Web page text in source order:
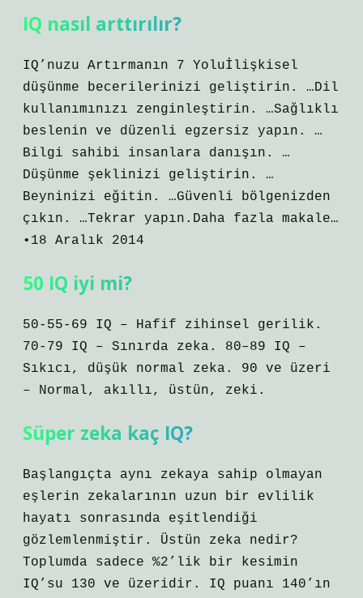
IQ nasıl arttırılır?
IQ’nuzu Artırmanın 7 Yoluİlişkisel
düşünme becerilerinizi geliştirin. …Dil
kullanımınızı zenginleştirin. …Sağlıklı
beslenin ve düzenli egzersiz yapın. …
Bilgi sahibi insanlara danışın. …
Düşünme şeklinizi geliştirin. …
Beyninizi eğitin. …Güvenli bölgenizden
çıkın. …Tekrar yapın.Daha fazla makale…
•18 Aralık 2014
50 IQ iyi mi?
50-55-69 IQ – Hafif zihinsel gerilik.
70-79 IQ – Sınırda zeka. 80–89 IQ –
Sıkıcı, düşük normal zeka. 90 ve üzeri
– Normal, akıllı, üstün, zeki.
Süper zeka kaç IQ?
Başlangıçta aynı zekaya sahip olmayan
eşlerin zekalarının uzun bir evlilik
hayatı sonrasında eşitlendiği
gözlemlenmiştir. Üstün zeka nedir?
Toplumda sadece %2’lik bir kesimin
IQ’su 130 ve üzeridir. IQ puanı 140’ın